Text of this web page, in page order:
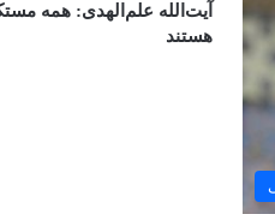
آیت‌الله علم‌الهدی: همه
هستند